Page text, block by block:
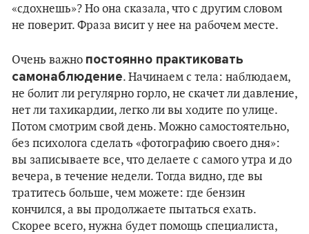
«сдохнешь»? Но она сказала, что с другим словом
не поверит. Фраза висит у нее на рабочем месте.
Очень важно постоянно практиковать
самонаблюдение. Начинаем с тела: наблюдаем,
не болит ли регулярно горло, не скачет ли давление,
нет ли тахикардии, легко ли вы ходите по улице.
Потом смотрим свой день. Можно самостоятельно,
без психолога сделать «фотографию своего дня»:
вы записываете все, что делаете с самого утра и до
вечера, в течение недели. Тогда видно, где вы
тратитесь больше, чем можете: где бензин
кончился, а вы продолжаете пытаться ехать.
Скорее всего, нужна будет помощь специалиста,